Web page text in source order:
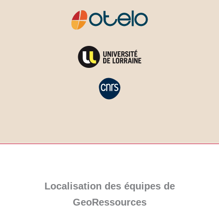
Localisation des équipes de
GeoRessources